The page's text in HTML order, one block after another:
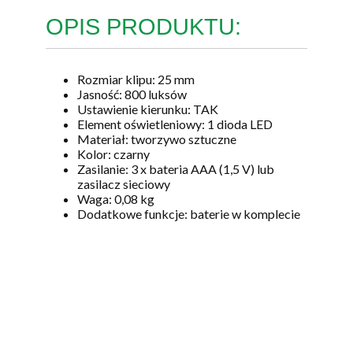
OPIS PRODUKTU:
Rozmiar klipu: 25 mm
Jasność: 800 luksów
Ustawienie kierunku: TAK
Element oświetleniowy: 1 dioda LED
Materiał: tworzywo sztuczne
Kolor: czarny
Zasilanie: 3 x bateria AAA (1,5 V) lub
zasilacz sieciowy
Waga: 0,08 kg
Dodatkowe funkcje: baterie w komplecie